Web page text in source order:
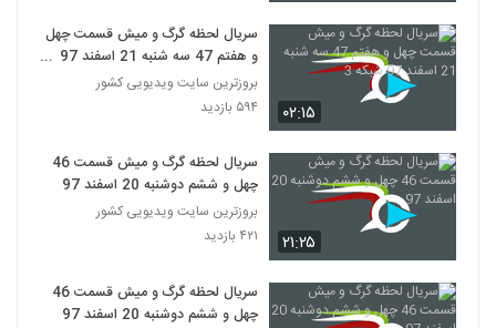
۰۲:۱۵
سریال لحظه گرگ و میش قسمت چهل
و هفتم 47 سه شنبه 21 اسفند 97
شبکه 3
بروزترین سایت ویدیویی کشور
۵۹۴ بازدید
۲۱:۲۵
سریال لحظه گرگ و میش قسمت 46
چهل و ششم دوشنبه 20 اسفند 97
بروزترین سایت ویدیویی کشور
۴۲۱ بازدید
سریال لحظه گرگ و میش قسمت 46
چهل و ششم دوشنبه 20 اسفند 97